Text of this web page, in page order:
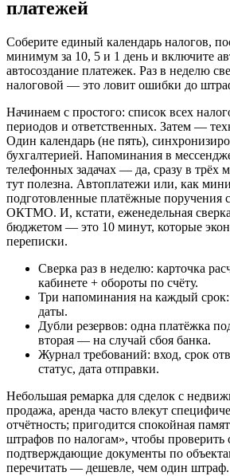
платежей
Соберите единый календарь налогов,
минимум за 10, 5 и 1 день и включите
автосоздание платежек. Раз в неделю
налоговой — это ловит ошибки до
Начинаем с простого: список всех
периодов и ответственных. Затем —
Один календарь (не пять),
бухгалтерией. Напоминания в
телефонных задачах — да, сразу в трёх
тут полезна. Автоплатежи или, как
подготовленные платёжные
ОКТМО. И, кстати, еженедельная сверка
бюджетом — это 10 минут, которые
переписки.
Сверка раз в неделю: карточка
кабинете + обороты по счёту.
Три напоминания на каждый срок:
даты.
Дубли резервов: одна платёжка
вторая — на случай сбоя банка.
Журнал требований: вход, срок
статус, дата отправки.
Небольшая ремарка для сделок с
продажа, аренда часто влекут
отчётность; пригодится спокойная
штрафов по налогам», чтобы проверить
подтверждающие документы по
перечитать — дешевле, чем один штраф.